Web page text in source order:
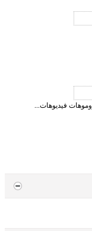
فيديوهات...